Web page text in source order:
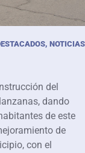
, NOTICIAS
del
dando
de este
de
con el